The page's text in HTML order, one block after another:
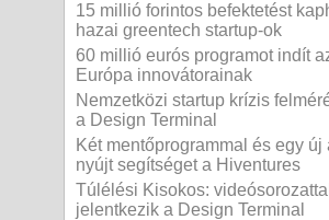
15 millió forintos befektetést
hazai greentech startup-ok
60 millió eurós programot indít
Európa innovátorainak
Nemzetközi startup krízis
a Design Terminal
Két mentőprogrammal és egy új
nyújt segítséget a Hiventures
Túlélési Kisokos: videósorozattal
jelentkezik a Design Terminal